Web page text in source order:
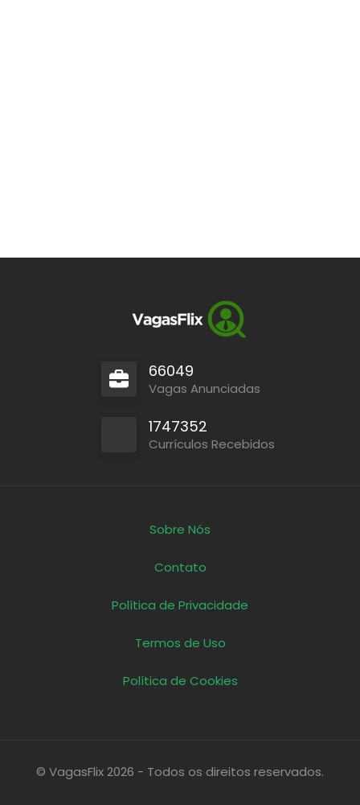
66049
Vagas Anunciadas
1747352
Currículos Recebidos
Sobre Nós
Contato
Política de Privacidade
Termos de Uso
Política de Cookies
© VagasFlix 2026 - Todos os direitos reservados.